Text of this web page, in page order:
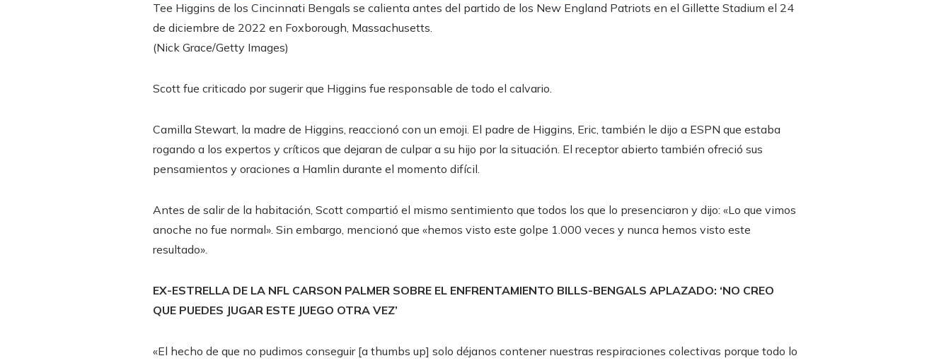
Tee Higgins de los Cincinnati Bengals se calienta antes del partido de los New England Patriots en el Gillette Stadium el 24
de diciembre de 2022 en Foxborough, Massachusetts.
(Nick Grace/Getty Images)
Scott fue criticado por sugerir que Higgins fue responsable de todo el calvario.
Camilla Stewart, la madre de Higgins, reaccionó con un emoji. El padre de Higgins, Eric, también le dijo a ESPN que estaba
rogando a los expertos y críticos que dejaran de culpar a su hijo por la situación. El receptor abierto también ofreció sus
pensamientos y oraciones a Hamlin durante el momento difícil.
Antes de salir de la habitación, Scott compartió el mismo sentimiento que todos los que lo presenciaron y dijo: «Lo que vimos
anoche no fue normal». Sin embargo, mencionó que «hemos visto este golpe 1.000 veces y nunca hemos visto este
resultado».
EX-ESTRELLA DE LA NFL CARSON PALMER SOBRE EL ENFRENTAMIENTO BILLS-BENGALS APLAZADO: ‘NO CREO
QUE PUEDES JUGAR ESTE JUEGO OTRA VEZ’
«El hecho de que no pudimos conseguir [a thumbs up] solo déjanos contener nuestras respiraciones colectivas porque todo lo